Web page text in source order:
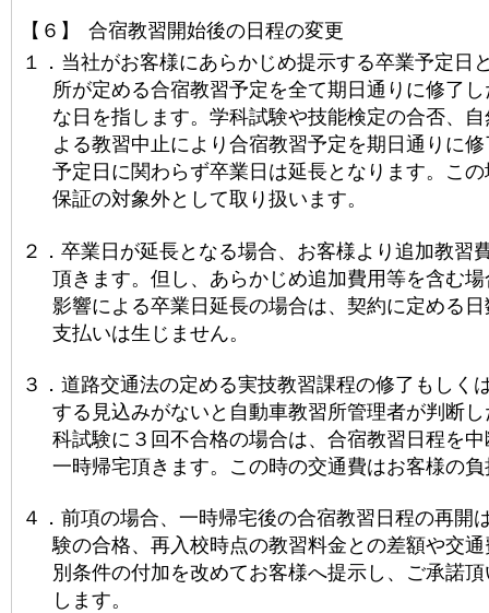
【６】
合宿教習開始後の日程の変更
１． 当社がお客様にあらかじめ提示する卒業予定日
所が定める合宿教習予定を全て期日通りに修了
な日を指します。学科試験や技能検定の合否、
よる教習中止により合宿教習予定を期日通りに
予定日に関わらず卒業日は延長となります。こ
保証の対象外として取り扱います。
２．卒業日が延長となる場合、お客様より追加教習
頂きます。但し、あらかじめ追加費用等を含む
影響による卒業日延長の場合は、契約に定める
支払いは生じません。
３．道路交通法の定める実技教習課程の修了もしく
する見込みがないと自動車教習所管理者が判断
科試験に３回不合格の場合は、合宿教習日程を
一時帰宅頂きます。この時の交通費はお客様の
４．前項の場合、一時帰宅後の合宿教習日程の再開
験の合格、再入校時点の教習料金との差額や交
別条件の付加を改めてお客様へ提示し、ご承諾
します。